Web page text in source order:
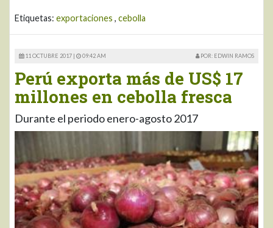
Etiquetas: exportaciones , cebolla
11 OCTUBRE 2017 | 09:42 AM POR: EDWIN RAMOS
Perú exporta más de US$ 17
millones en cebolla fresca
Durante el periodo enero-agosto 2017